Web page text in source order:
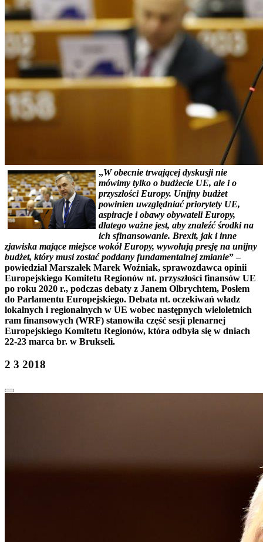
„W obecnie trwającej dyskusji nie
mówimy tylko o budżecie UE, ale i o
przyszłości Europy. Unijny budżet
powinien uwzględniać priorytety UE,
aspiracje i obawy obywateli Europy,
dlatego ważne jest, aby znaleźć środki na
ich sfinansowanie. Brexit, jak i inne
zjawiska mające miejsce wokół Europy, wywołują presję na unijny
budżet, który musi zostać poddany fundamentalnej zmianie” –
powiedział Marszałek Marek Woźniak, sprawozdawca opinii
Europejskiego Komitetu Regionów nt. przyszłości finansów UE
po roku 2020 r., podczas debaty z Janem Olbrychtem, Posłem
do Parlamentu Europejskiego. Debata nt. oczekiwań władz
lokalnych i regionalnych w UE wobec następnych wieloletnich
ram finansowych (WRF) stanowiła część sesji plenarnej
Europejskiego Komitetu Regionów, która odbyła się w dniach
22-23 marca br. w Brukseli.
2 3 2018